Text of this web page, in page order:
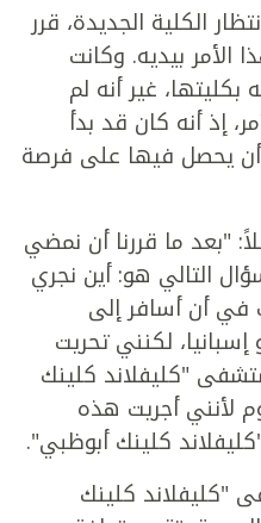
الكلية الجديدة، قرر
بيديه. وكانت
غير أنه لم
إذ أنه كان قد بدأ
يحصل فيها على فرصة
"بعد ما قررنا أن نمضي
التالي هو: أين نجري
في أن أسافر إلى
إسبانيا، لكنني تحريت
"كليفلاند كلينك
لأنني أجريت هذه
كلينك أبوظبي".
"كليفلاند كلينك